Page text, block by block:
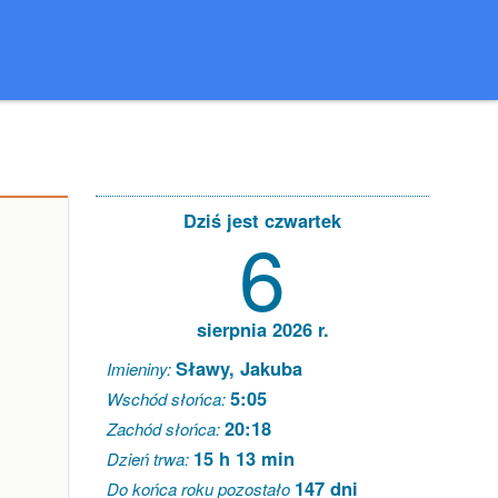
Dziś jest czwartek
6
sierpnia 2026 r.
Imieniny:Sławy, Jakuba
Wschód słońca:5:05
Zachód słońca:20:18
Dzień trwa: 15 h 13 min
Do końca roku pozostało 147 dni